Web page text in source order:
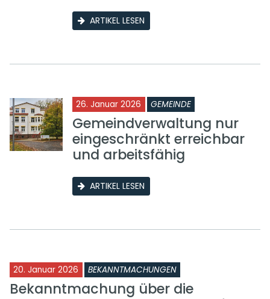
ARTIKEL LESEN
26. Januar 2026 GEMEINDE
Gemeindverwaltung nur
eingeschränkt erreichbar
und arbeitsfähig
ARTIKEL LESEN
20. Januar 2026 BEKANNTMACHUNGEN
Bekanntmachung über die